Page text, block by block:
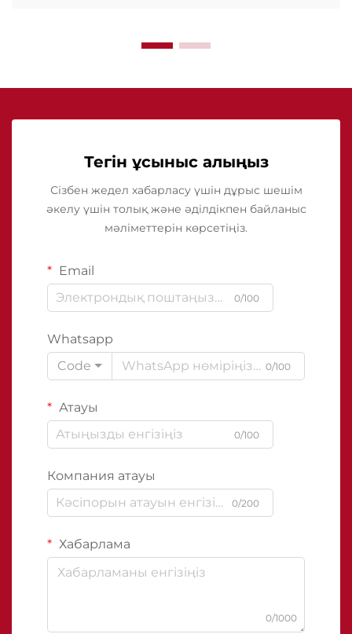
Тегін ұсыныс алыңыз
Сізбен жедел хабарласу үшін дұрыс шешім
әкелу үшін толық және әділдікпен байланыс
мәліметтерін көрсетіңіз.
Email
0/100
Whatsapp
Code
0/100
Атауы
0/100
Компания атауы
0/200
Хабарлама
0/1000